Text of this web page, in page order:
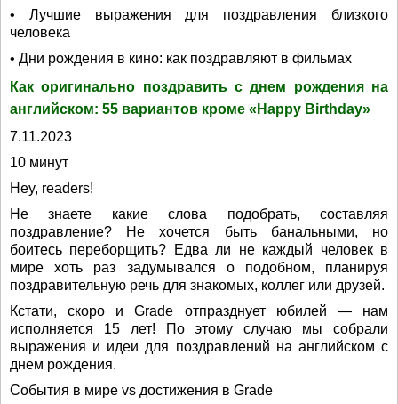
• Лучшие выражения для поздравления близкого
человека
• Дни рождения в кино: как поздравляют в фильмах
Как оригинально поздравить с днем рождения на
английском: 55 вариантов кроме «Happy Birthday»
7.11.2023
10 минут
Hey, readers!
Не знаете какие слова подобрать, составляя
поздравление? Не хочется быть банальными, но
боитесь переборщить? Едва ли не каждый человек в
мире хоть раз задумывался о подобном, планируя
поздравительную речь для знакомых, коллег или друзей.
Кстати, скоро и Grade отпразднует юбилей — нам
исполняется 15 лет! По этому случаю мы собрали
выражения и идеи для поздравлений на английском с
днем рождения.
События в мире vs достижения в Grade